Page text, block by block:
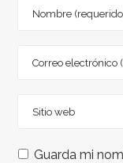
Guarda mi